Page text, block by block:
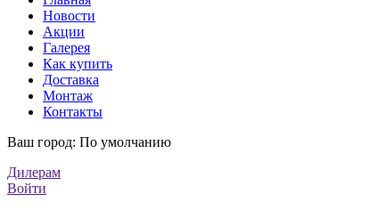
Новости
Акции
Галерея
Как купить
Доставка
Монтаж
Контакты
Ваш город: По умолчанию
Дилерам
Войти